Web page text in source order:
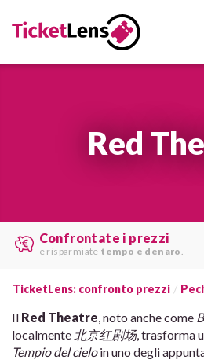
Red
Le migliori offerte
trovare davari siti web.
TicketLens: confronto prezzi
Il Red Theatre , noto anche come
localmente 北京红剧场, trasforma
Tempio del cieloin uno degli